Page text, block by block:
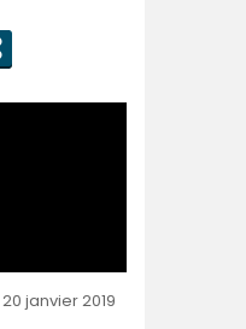
janvier 2019